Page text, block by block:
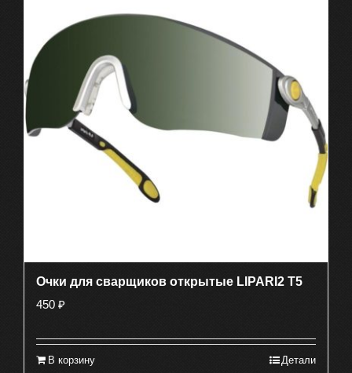
Очки для сварщиков открытые LIPARI2 T5
450 ₽
В корзину Детали